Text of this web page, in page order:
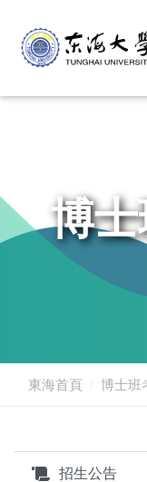
博
東海首頁 博士班
招生公告